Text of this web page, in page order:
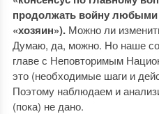
продолжать войну любыми
«хозяин»).Можно ли
Думаю, да, можно. Но наше
главе с Неповторимым
это (необходимые шаги и
Поэтому наблюдаем и
(пока) не дано.